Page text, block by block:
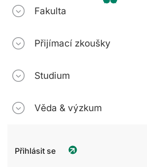
Fakulta
Přijímací zkoušky
Studium
Věda & výzkum
Přihlásit se